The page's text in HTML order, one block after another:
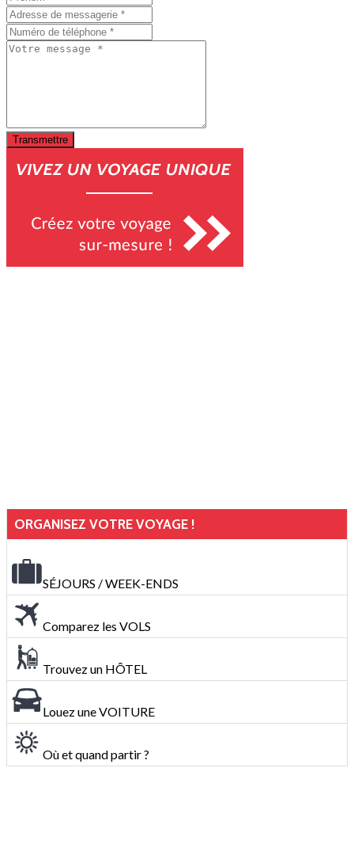
ORGANISEZ VOTRE VOYAGE !
SÉJOURS / WEEK-ENDS
Comparez les VOLS
Trouvez un HÔTEL
Louez une VOITURE
Où et quand partir ?